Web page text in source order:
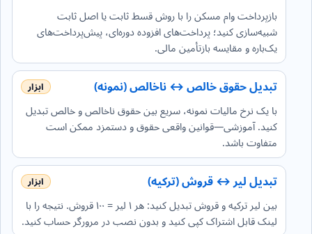
بازپرداخت وام مسکن را با روش قسط ثابت یا اصل ثابت
شبیه‌سازی کنید؛ پرداخت‌های افزوده دوره‌ای، پیش‌پرداخت‌های
یک‌باره و مقایسه بازتأمین مالی.
تبدیل حقوق خالص ↔ ناخالص (نمونه)
با یک نرخ مالیات نمونه، سریع بین حقوق ناخالص و خالص تبدیل
کنید. آموزشی—قوانین واقعی حقوق و دستمزد ممکن است
متفاوت باشد.
تبدیل لیر ↔ قروش (ترکیه)
بین لیر ترکیه و قروش تبدیل کنید: هر ۱ لیر = ۱۰۰ قروش. نتیجه را با
لینک قابل اشتراک کپی کنید و بدون نصب در مرورگر حساب کنید.